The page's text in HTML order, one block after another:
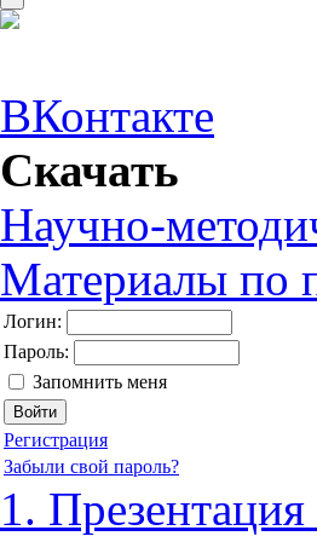
ВКонтакте
Скачать
Научно-
Материалы по
Логин:
Пароль:
Запомнить меня
Регистрация
Забыли свой пароль?
1.